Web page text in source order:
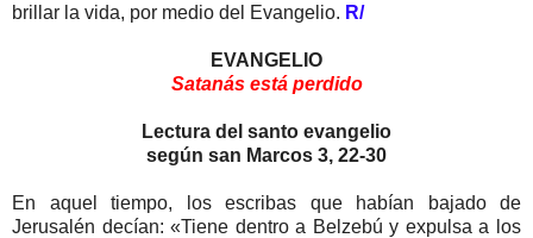
brillar la vida, por medio del Evangelio. R/
EVANGELIO
Satanás está perdido
Lectura del santo evangelio
según san Marcos 3, 22-30
En aquel tiempo, los escribas que habían bajado de
Jerusalén decían: «Tiene dentro a Belzebú y expulsa a los